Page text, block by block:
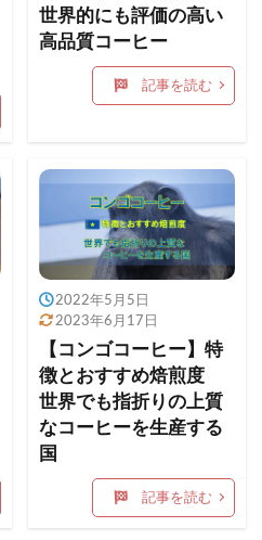
世界的にも評価の高い
高品質コーヒー
記事を読む
2022年5月5日
2023年6月17日
【コンゴコーヒー】特
徴とおすすめ焙煎度
世界でも指折りの上質
なコーヒーを生産する
国
記事を読む